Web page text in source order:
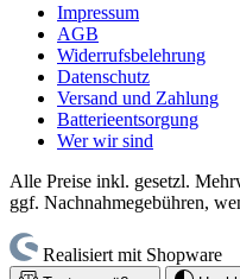
Impressum
AGB
Widerrufsbelehrung
Datenschutz
Versand und Zahlung
Batterieentsorgung
Wer wir sind
Alle Preise inkl. gesetzl.
ggf. Nachnahmegebühren,
Realisiert mit Shopware